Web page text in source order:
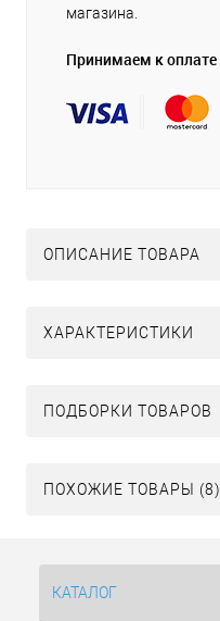
магазина.
Принимаем к оплате
ОПИСАНИЕ ТОВАРА
ХАРАКТЕРИСТИКИ
ПОДБОРКИ ТОВАРОВ
ПОХОЖИЕ ТОВАРЫ (8)
КАТАЛОГ